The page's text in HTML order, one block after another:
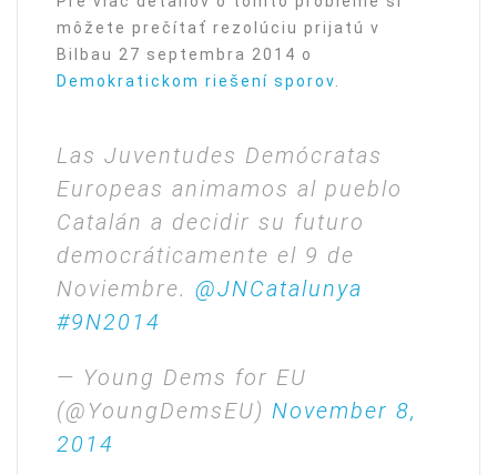
môžete prečítať rezolúciu prijatú v
Bilbau 27 septembra 2014 o
Demokratickom riešení sporov
Las Juventudes Demócratas
Europeas animamos al pueblo
Catalán a decidir su futuro
democráticamente el 9 de
Noviembre. @JNCatalunya
#9N2014
— Young Dems for EU
(@YoungDemsEU) November 8,
2014